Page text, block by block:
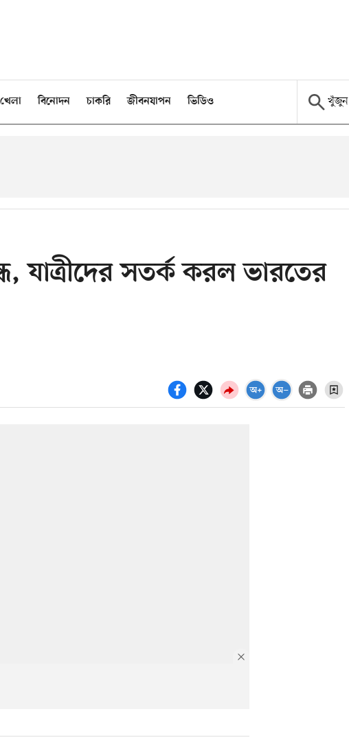
খেলা বিনোদন চাকরি জীবনযাপন ভিডিও খুঁজুন
যাত্রীদের সতর্ক করল ভারতের